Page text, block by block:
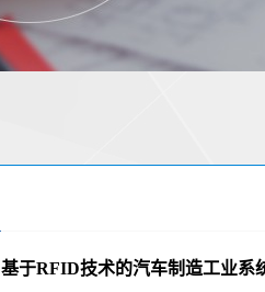
基于RFID技术的汽车制造工业系